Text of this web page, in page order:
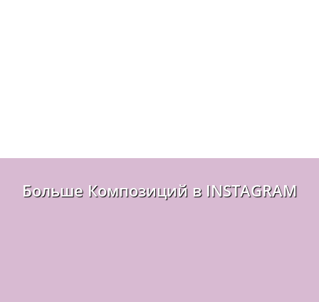
Больше Композиций в INSTAGRAM